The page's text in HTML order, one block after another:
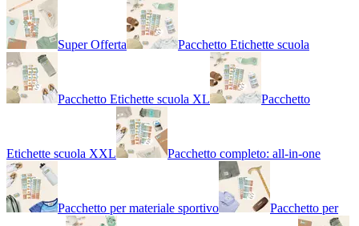
Super Offerta Pacchetto Etichette scuola
Pacchetto Etichette scuola XL Pacchetto
Etichette scuola XXL Pacchetto completo: all-in-one
Pacchetto per materiale sportivo Pacchetto per